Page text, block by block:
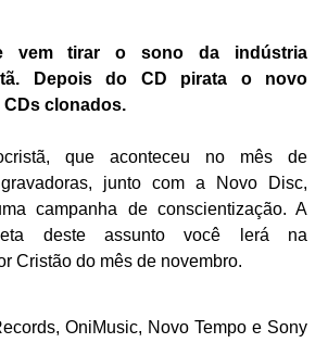
vem tirar o sono da indústria
Depois do CD pirata o novo
clonados.
que aconteceu no mês de
junto com a Novo Disc,
campanha de conscientização. A
deste assunto você lerá na
Cristão do mês de novembro.
OniMusic, Novo Tempo e Sony